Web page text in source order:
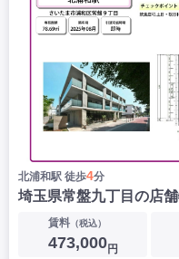
北浦和駅 徒歩4分
埼玉県常盤九丁目の店
賃料（税込）
473,000円